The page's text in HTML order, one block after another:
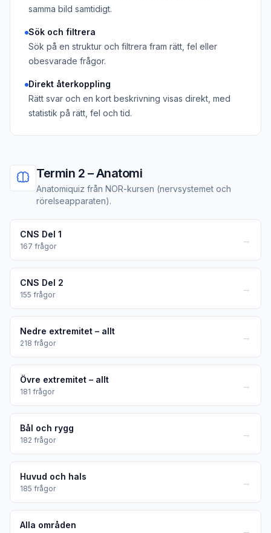
samma bild samtidigt.
Sök och filtrera
Sök på en struktur och filtrera fram rätt, fel eller
obesvarade frågor.
Direkt återkoppling
Rätt svar och en kort beskrivning visas direkt, med
statistik på rätt, fel och tid.
Termin 2 – Anatomi
Anatomiquiz från NOR-kursen (nervsystemet och
rörelseapparaten).
CNS Del 1
167 frågor
→
CNS Del 2
155 frågor
→
Nedre extremitet – allt
218 frågor
→
Övre extremitet – allt
181 frågor
→
Bål och rygg
182 frågor
→
Huvud och hals
185 frågor
→
Alla områden →